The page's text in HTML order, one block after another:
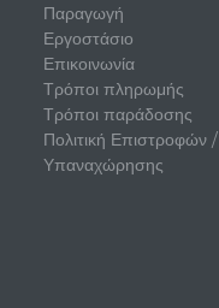
Παραγωγή
Εργοστάσιο
Επικοινωνία
Τρόποι πληρωμής
Τρόποι παράδοσης
Πολιτική Επιστροφών /
Υπαναχώρησης